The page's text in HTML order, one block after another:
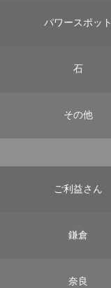
パワースポット
石
その他
ご利益さん
鎌倉
奈良